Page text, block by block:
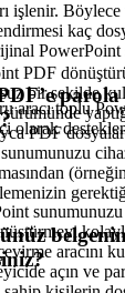
işlenir. Böylece
kaç
PowerPoint
aracı toplu
olarak
PDF
bir şekilde
PDF
parola
aracını
açın ve